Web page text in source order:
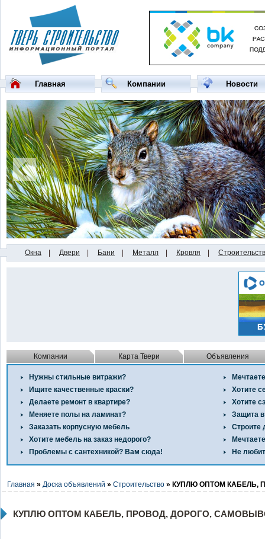
Главная Компании Новости
Окна Двери Бани Металл Кровля
Компании Карта Твери Объявления
Нужны стильные витражи?
Ищите качественные краски?
Делаете ремонт в квартире?
Меняете полы на ламинат?
Заказать корпусную мебель
Хотите мебель на заказ недорого?
Проблемы с сантехникой? Вам сюда!
Хотите
Хотите
Защита
Строите
Не
Главная » Доска объявлений » Строительство » КУПЛЮ ОПТОМ КАБЕЛЬ,
КУПЛЮ ОПТОМ КАБЕЛЬ, ПРОВОД, ДОРОГО,